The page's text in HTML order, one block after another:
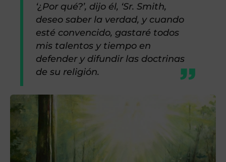
‘¿Por qué?’, dijo él, ‘Sr. Smith,
deseo saber la verdad, y cuando
esté convencido, gastaré todos
mis talentos y tiempo en
defender y difundir las doctrinas
de su religión.